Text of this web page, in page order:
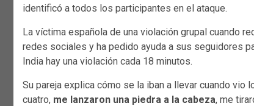
identificó a todos los participantes en el ataque.
La víctima española de una violación grupal cuando
redes sociales y ha pedido ayuda a sus seguidores
India hay una violación cada 18 minutos.
Su pareja explica cómo se la iban a llevar cuando vio
cuatro, me lanzaron una piedra a la cabeza, me